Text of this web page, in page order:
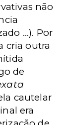
não
...). Por
cria outra
de
cautelar
era